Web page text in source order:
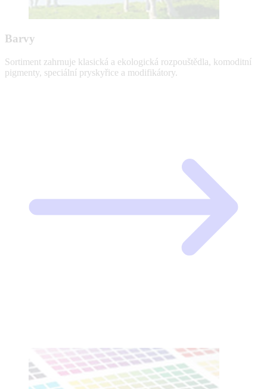
Barvy
Sortiment zahrnuje klasická a ekologická rozpouštědla, komoditní
pigmenty, speciální pryskyřice a modifikátory.